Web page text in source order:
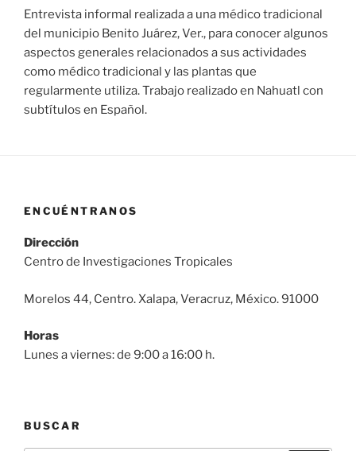
Entrevista informal realizada a una médico tradicional
del municipio Benito Juárez, Ver., para conocer algunos
aspectos generales relacionados a sus actividades
como médico tradicional y las plantas que
regularmente utiliza. Trabajo realizado en Nahuatl con
subtítulos en Español.
ENCUÉNTRANOS
Dirección
Centro de Investigaciones Tropicales
Morelos 44, Centro. Xalapa, Veracruz, México. 91000
Horas
Lunes a viernes: de 9:00 a 16:00 h.
BUSCAR